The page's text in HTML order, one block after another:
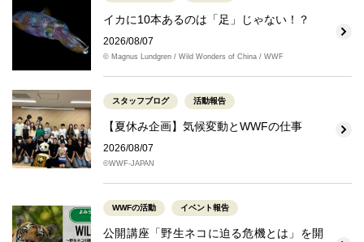
イカに10本あるのは「足」じゃない！？
2026/08/07
© Magnus Lundgren / Wild Wonders of China / WWF
スタッフブログ 活動報告
【夏休み企画】気候変動とWWFの仕事
2026/08/07
©WWF-JAPAN
WWFの活動 イベント報告
公開講座「野生ネコに迫る危機とは」を開